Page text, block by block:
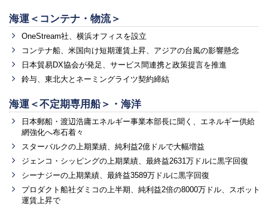
海運＜コンテナ・物流＞
OneStream社、横浜オフィスを設立
コンテナ船、米国向け短期運賃上昇、アジアの台風の影響懸念
日本貿易DX協会が発足、サービス間連携と政策提言を推進
鈴与、東北大とネーミングライツ契約締結
海運＜不定期専用船＞・海洋
日本郵船・渡辺浩庸エネルギー事業本部長に聞く、エネルギー供給
網強化へ布石着々
スターバルクの上期業績、純利益2億ドルで大幅増益
ジェンコ・シッピングの上期業績、最終益2631万ドルに黒字回復
シーナジーの上期業績、最終益3589万ドルに黒字回復
プロダクト船社ダミコの上半期、純利益2倍の8000万ドル、スポット
運賃上昇で